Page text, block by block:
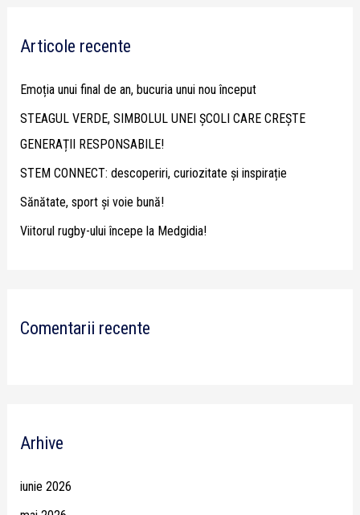
c
o
r
:
Articole recente
Emoția unui final de an, bucuria unui nou început
STEAGUL VERDE, SIMBOLUL UNEI ȘCOLI CARE CREȘTE
GENERAȚII RESPONSABILE!
STEM CONNECT: descoperiri, curiozitate și inspirație
Sănătate, sport și voie bună!
Viitorul rugby-ului începe la Medgidia!
Comentarii recente
Arhive
iunie 2026